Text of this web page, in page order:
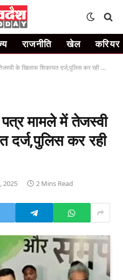
राजनीति खेल करियर
के खिलाफ शिकायत दर्ज,पुलिस कर रही छानबीन
पत्र मामले में तेजस्वी
कर रही
2025 2 Mins Read